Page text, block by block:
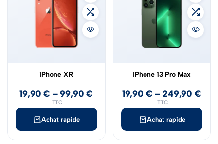
Achat rapide
iPhone XR
19,90€ –99,90€
TTC
Achat rapide
iPhone 13 Pro Max
19,90 € –249,90 €
TTC